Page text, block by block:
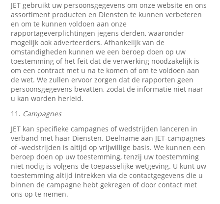
JET gebruikt uw persoonsgegevens om onze website en ons
assortiment producten en Diensten te kunnen verbeteren
en om te kunnen voldoen aan onze
rapportageverplichtingen jegens derden, waaronder
mogelijk ook adverteerders. Afhankelijk van de
omstandigheden kunnen we een beroep doen op uw
toestemming of het feit dat de verwerking noodzakelijk is
om een contract met u na te komen of om te voldoen aan
de wet. We zullen ervoor zorgen dat de rapporten geen
persoonsgegevens bevatten, zodat de informatie niet naar
u kan worden herleid.
11. Campagnes
JET kan specifieke campagnes of wedstrijden lanceren in
verband met haar Diensten. Deelname aan JET-campagnes
of -wedstrijden is altijd op vrijwillige basis. We kunnen een
beroep doen op uw toestemming, tenzij uw toestemming
niet nodig is volgens de toepasselijke wetgeving. U kunt uw
toestemming altijd intrekken via de contactgegevens die u
binnen de campagne hebt gekregen of door contact met
ons op te nemen.